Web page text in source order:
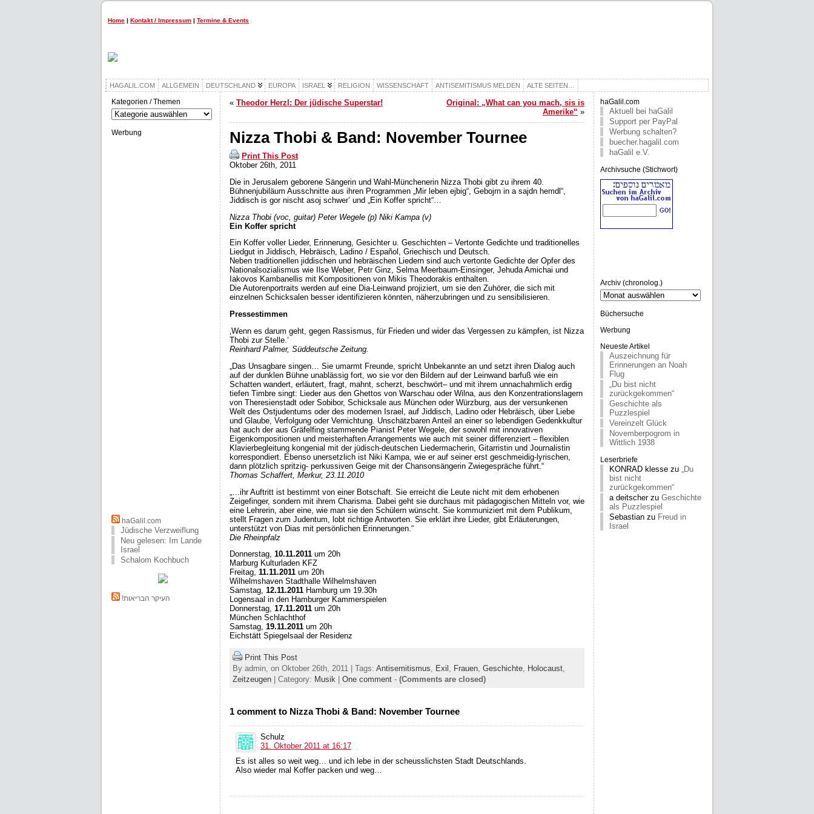
Home | Kontakt / Impressum | Termine & Events
HAGALIL.COM ALLGEMEIN DEUTSCHLAND EUROPA ISRAEL RELIGION WISSENSCHAFT ANTISEMITISMUS MELDEN ALTE SEITEN…
Kategorien / Themen
Kategorien
/
Themen
Werbung
haGalil.com
Jüdische Verzweiflung
Neu gelesen: Im Lande
Israel
Schalom Kochbuch
!העיקר הבריאות
« Theodor Herzl: Der jüdische Superstar!
Original: „What can you mach, sis is
Amerike“ »
Nizza Thobi & Band: November Tournee
Print This Post
Oktober 26th, 2011
Die in Jerusalem geborene Sängerin und Wahl-Münchenerin Nizza Thobi gibt zu ihrem 40.
Bühnenjubiläum Ausschnitte aus ihren Programmen „Mir leben ejbig“, Gebojrn in a sajdn hemdl“,
Jiddisch is gor nischt asoj schwer’ und „Ein Koffer spricht“…
Nizza Thobi (voc, guitar) Peter Wegele (p) Niki Kampa (v)
Ein Koffer spricht
Ein Koffer voller Lieder, Erinnerung, Gesichter u. Geschichten – Vertonte Gedichte und traditionelles
Liedgut in Jiddisch, Hebräisch, Ladino / Español, Griechisch und Deutsch.
Neben traditionellen jiddischen und hebräischen Liedern sind auch vertonte Gedichte der Opfer des
Nationalsozialismus wie Ilse Weber, Petr Ginz, Selma Meerbaum-Einsinger, Jehuda Amichai und
Iakovos Kambanellis mit Kompositionen von Mikis Theodorakis enthalten.
Die Autorenportraits werden auf eine Dia-Leinwand projiziert, um sie den Zuhörer, die sich mit
einzelnen Schicksalen besser identifizieren könnten, näherzubringen und zu sensibilisieren.
Pressestimmen
‚Wenn es darum geht, gegen Rassismus, für Frieden und wider das Vergessen zu kämpfen, ist Nizza
Thobi zur Stelle.‘
Reinhard Palmer, Süddeutsche Zeitung.
„Das Unsagbare singen… Sie umarmt Freunde, spricht Unbekannte an und setzt ihren Dialog auch
auf der dunklen Bühne unablässig fort, wo sie vor den Bildern auf der Leinwand barfuß wie ein
Schatten wandert, erläutert, fragt, mahnt, scherzt, beschwört– und mit ihrem unnachahmlich erdig
tiefen Timbre singt: Lieder aus den Ghettos von Warschau oder Wilna, aus den Konzentrationslagern
von Theresienstadt oder Sobibor, Schicksale aus München oder Würzburg, aus der versunkenen
Welt des Ostjudentums oder des modernen Israel, auf Jiddisch, Ladino oder Hebräisch, über Liebe
und Glaube, Verfolgung oder Vernichtung. Unschätzbaren Anteil an einer so lebendigen Gedenkkultur
hat auch der aus Gräfelfing stammende Pianist Peter Wegele, der sowohl mit innovativen
Eigenkompositionen und meisterhaften Arrangements wie auch mit seiner differenziert – flexiblen
Klavierbegleitung kongenial mit der jüdisch-deutschen Liedermacherin, Gitarristin und Journalistin
korrespondiert. Ebenso unersetzlich ist Niki Kampa, wie er auf seiner erst geschmeidig-lyrischen,
dann plötzlich spritzig- perkussiven Geige mit der Chansonsängerin Zwiegespräche führt.“
Thomas Schaffert, Merkur, 23.11.2010
„…ihr Auftritt ist bestimmt von einer Botschaft. Sie erreicht die Leute nicht mit dem erhobenen
Zeigefinger, sondern mit ihrem Charisma. Dabei geht sie durchaus mit pädagogischen Mitteln vor, wie
eine Lehrerin, aber eine, wie man sie den Schülern wünscht. Sie kommuniziert mit dem Publikum,
stellt Fragen zum Judentum, lobt richtige Antworten. Sie erklärt ihre Lieder, gibt Erläuterungen,
unterstützt von Dias mit persönlichen Erinnerungen.“
Die Rheinpfalz
Donnerstag, 10.11.2011 um 20h
Marburg Kulturladen KFZ
Freitag, 11.11.2011 um 20h
Wilhelmshaven Stadthalle Wilhelmshaven
Samstag, 12.11.2011 Hamburg um 19.30h
Logensaal in den Hamburger Kammerspielen
Donnerstag, 17.11.2011 um 20h
München Schlachthof
Samstag, 19.11.2011 um 20h
Eichstätt Spiegelsaal der Residenz
Print This Post
By admin, on Oktober 26th, 2011 | Tags: Antisemitismus, Exil , Frauen, Geschichte, Holocaust,
Zeitzeugen | Category: Musik One comment - (Comments are closed)
1 comment to Nizza Thobi & Band: November Tournee
Schulz
31. Oktober 2011 at 16:17
Es ist alles so weit weg… und ich lebe in der scheusslichsten Stadt Deutschlands.
Also wieder mal Koffer packen und weg…
haGalil.com
Aktuell bei haGalil
Support per PayPal
Werbung schalten?
buecher.hagalil.com
haGalil e.V.
Archivsuche (Stichwort)
Archiv (chronolog.)
Archiv
(chronolog.)
Büchersuche
Werbung
Neueste Artikel
Auszeichnung für
Erinnerungen an Noah
Flug
„Du bist nicht
zurückgekommen“
Geschichte als
Puzzlespiel
Vereinzelt Glück
Novemberpogrom in
Wittlich 1938
Leserbriefe
KONRAD klesse zu „Du
bist nicht
zurückgekommen“
a deitscherzu Geschichte
als Puzzlespiel
Sebastian zu Freud in
Israel